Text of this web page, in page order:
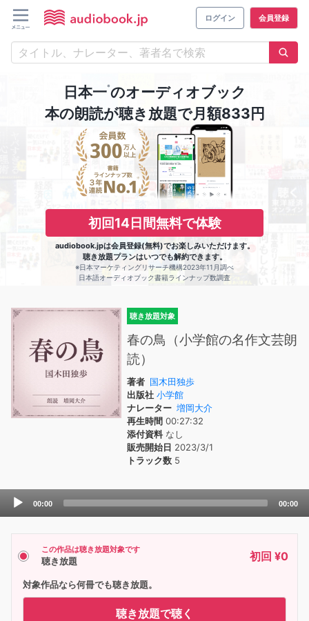
ログイン 会員登録
日本一※のオーディオブック
本の朗読が聴き放題で月額833円
初回14日間無料で体験
audiobook.jpは会員登録(無料)でお楽しみいただけます。
聴き放題プランはいつでも解約できます。
※日本マーケティングリサーチ機構2023年11月調べ
日本語オーディオブック書籍ラインナップ数調査
聴き放題対象
春の鳥（小学館の名作文芸朗
読）
著者 国木田独歩
出版社 小学館
ナレーター 増岡大介
再生時間 00:27:32
添付資料なし
販売開始日 2023/3/1
トラック数 5
Audio
00:00 00:00
この作品は聴き放題対象です
聴き放題 初回 ¥0
対象作品なら何冊でも聴き放題。
聴き放題で聴く